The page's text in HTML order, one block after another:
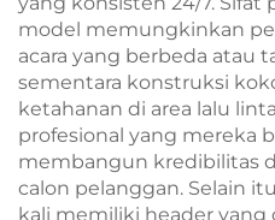
model memungkinkan
acara yang berbeda atau
sementara konstruksi
ketahanan di area lalu
profesional yang mereka
membangun kredibilitas
calon pelanggan. Selain
kali memiliki header yang